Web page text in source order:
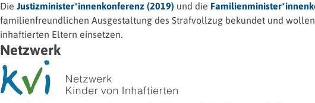
Die Justizminister*innenkonferenz (2019) und die
familienfreundlichen Ausgestaltung des Strafvollzug bekundet und
inhaftierten Eltern einsetzen.
Netzwerk